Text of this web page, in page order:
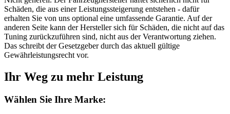
Schäden, die aus einer Leistungssteigerung entstehen - dafür
erhalten Sie von uns optional eine umfassende Garantie. Auf der
anderen Seite kann der Hersteller sich für Schäden, die nicht auf das
Tuning zurückzuführen sind, nicht aus der Verantwortung ziehen.
Das schreibt der Gesetzgeber durch das aktuell gültige
Gewährleistungsrecht vor.
Ihr Weg zu mehr Leistung
Wählen Sie Ihre Marke: